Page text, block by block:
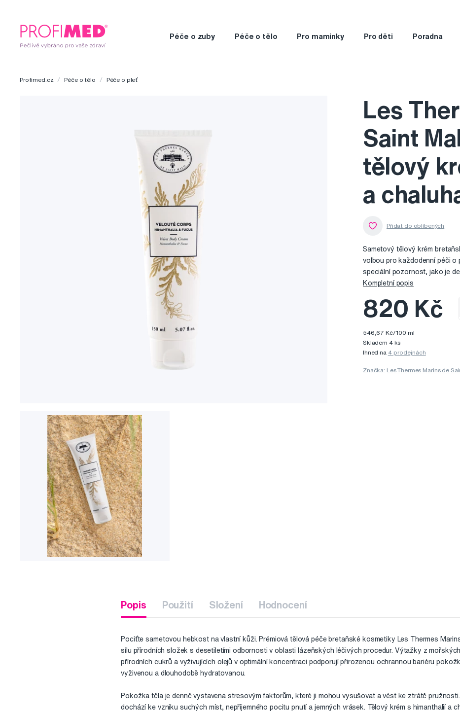
Péče o zuby Péče o tělo Pro maminky Pro děti Poradna
Profimed.cz Péče o tělo Péče o pleť
Les
Saint
tělový
a
Sametový tělový krém
volbou pro každodenní péči
speciální pozornost, jako je
Kompletní popis
820 Kč
546,67 Kč/100 ml
Skladem 4 ks
Ihned na 4 prodejnách
Značka: Les Thermes Marins de
Popis Použití Složení Hodnocení
Pociťte sametovou hebkost na vlastní kůži. Prémiová tělová péče bretaňské kosmetiky Les Thermes
sílu přírodních složek s desetiletími odbornosti v oblasti lázeňských léčivých procedur. Výtažky z
přírodních cukrů a vyživujících olejů v optimální koncentraci podporují přirozenou ochrannou bariéru
vyživenou a dlouhodobě hydratovanou.
Pokožka těla je denně vystavena stresovým faktorům, které ji mohou vysušovat a vést ke ztrátě
dochází ke vzniku suchých míst, nepříjemného pocitu pnutí a jemných vrásek. Tělový krém s himanthalií a